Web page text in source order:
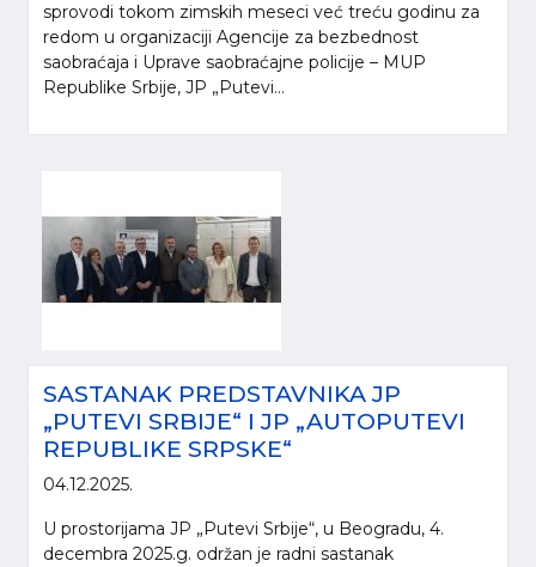
sprovodi tokom zimskih meseci već treću godinu za
redom u organizaciji Agencije za bezbednost
saobraćaja i Uprave saobraćajne policije – MUP
Republike Srbije, JP „Putevi...
SASTANAK PREDSTAVNIKA JP
„PUTEVI SRBIJE“ I JP „AUTOPUTEVI
REPUBLIKE SRPSKE“
04.12.2025.
U prostorijama JP „Putevi Srbije“, u Beogradu, 4.
decembra 2025.g. održan je radni sastanak